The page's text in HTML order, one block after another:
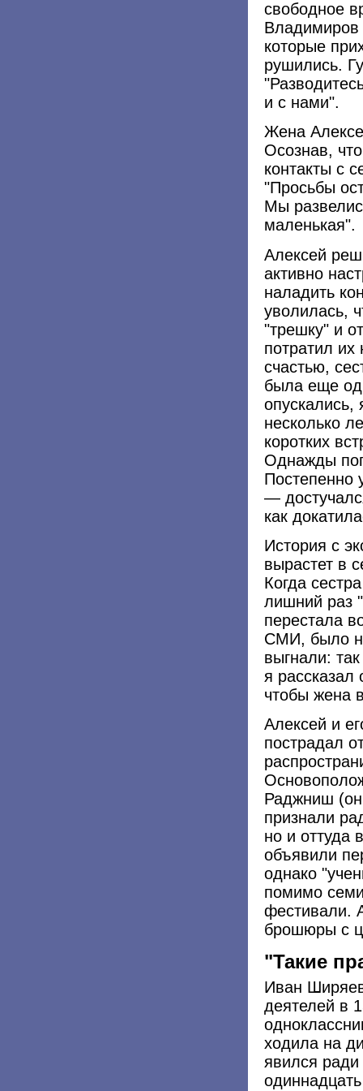
свободное
Владимиров
которые
рушились.
и с нами".
Жена
Осознав,
контакты с
"Просьбы
Мы
маленькая".
Алексей
активно
наладить
уволилась,
"трешку" и
потратил
счастью,
была еще
несколько
коротких
Однажды
Постепенно
—
как
История с
вырастет в
Когда
лишний раз
перестала
СМИ, было
выгнали:
я рассказал
чтобы жена
Алексей и
пострадал
Раджниш
признали
но и оттуда
объявили
однако
помимо
фестивали.
брошюры с
"Такие
Иван
деятелей в
ходила на
явился ради